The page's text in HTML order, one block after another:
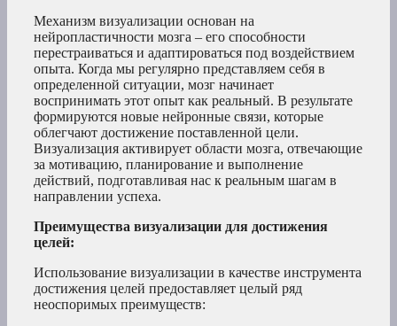
Механизм визуализации основан на
нейропластичности мозга – его способности
перестраиваться и адаптироваться под воздействием
опыта. Когда мы регулярно представляем себя в
определенной ситуации, мозг начинает
воспринимать этот опыт как реальный. В результате
формируются новые нейронные связи, которые
облегчают достижение поставленной цели.
Визуализация активирует области мозга, отвечающие
за мотивацию, планирование и выполнение
действий, подготавливая нас к реальным шагам в
направлении успеха.
Преимущества визуализации для достижения
целей:
Использование визуализации в качестве инструмента
достижения целей предоставляет целый ряд
неоспоримых преимуществ: